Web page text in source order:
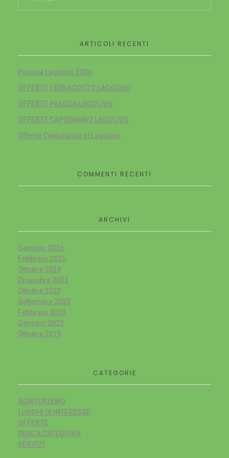
ARTICOLI RECENTI
Pasqua Lagolivo 2026
OFFERTE FERRAGOSTO LAGOLIVO
OFFERTE PASQUA LAGOLIVO
OFFERTE CAPODANNO LAGOLIVO
Offerta Capodanno al Lagolivo
COMMENTI RECENTI
ARCHIVI
Gennaio 2026
Febbraio 2025
Ottobre 2024
Dicembre 2023
Ottobre 2023
Settembre 2023
Febbraio 2023
Gennaio 2023
Ottobre 2019
CATEGORIE
AGRITURISMO
LUOGHI DI INTERESSE
OFFERTE
SENZA CATEGORIA
SERVIZI